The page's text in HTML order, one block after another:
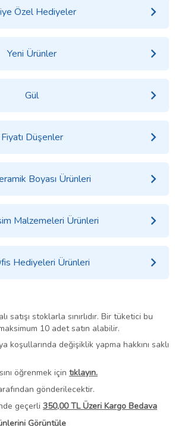
Özel Hediyeler
Yeni Ürünler
Gül
Fiyatı Düşenler
Boyası Ürünleri
Malzemeleri Ürünleri
Hediyeleri Ürünleri
satışı stoklarla sınırlıdır. Bir tüketici bu
10 adet satın alabilir.
koşullarında değişiklik yapma hakkını saklı
öğrenmek için tıklayın.
gönderilecektir.
geçerli 350,00 TL Üzeri Kargo Bedava
Görüntüle